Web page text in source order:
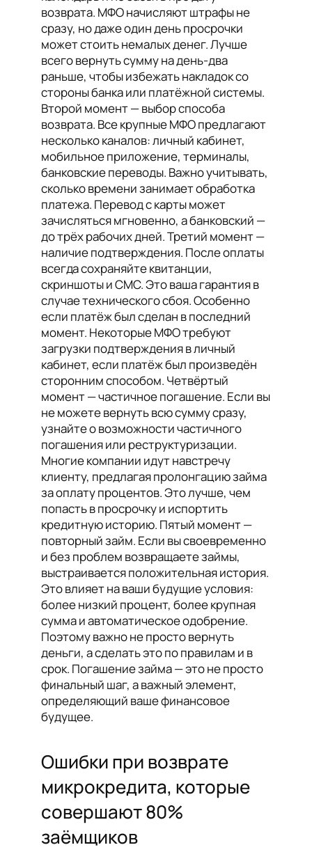
возврата. МФО начисляют штрафы не
сразу, но даже один день просрочки
может стоить немалых денег. Лучше
всего вернуть сумму на день-два
раньше, чтобы избежать накладок со
стороны банка или платёжной системы.
Второй момент — выбор способа
возврата. Все крупные МФО предлагают
несколько каналов: личный кабинет,
мобильное приложение, терминалы,
банковские переводы. Важно учитывать,
сколько времени занимает обработка
платежа. Перевод с карты может
зачисляться мгновенно, а банковский —
до трёх рабочих дней. Третий момент —
наличие подтверждения. После оплаты
всегда сохраняйте квитанции,
скриншоты и СМС. Это ваша гарантия в
случае технического сбоя. Особенно
если платёж был сделан в последний
момент. Некоторые МФО требуют
загрузки подтверждения в личный
кабинет, если платёж был произведён
сторонним способом. Четвёртый
момент — частичное погашение. Если вы
не можете вернуть всю сумму сразу,
узнайте о возможности частичного
погашения или реструктуризации.
Многие компании идут навстречу
клиенту, предлагая пролонгацию займа
за оплату процентов. Это лучше, чем
попасть в просрочку и испортить
кредитную историю. Пятый момент —
повторный займ. Если вы своевременно
и без проблем возвращаете займы,
выстраивается положительная история.
Это влияет на ваши будущие условия:
более низкий процент, более крупная
сумма и автоматическое одобрение.
Поэтому важно не просто вернуть
деньги, а сделать это по правилам и в
срок. Погашение займа — это не просто
финальный шаг, а важный элемент,
определяющий ваше финансовое
будущее.
Ошибки при возврате
микрокредита, которые
совершают 80%
заёмщиков